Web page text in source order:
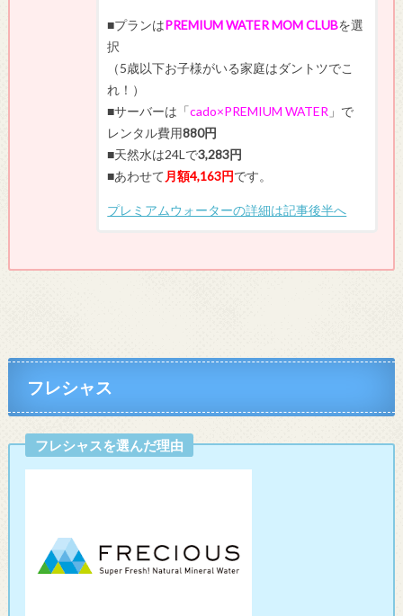
■プランはPREMIUM WATER MOM CLUBを選
択
（5歳以下お子様がいる家庭はダントツでこ
れ！）
■サーバーは「cado×PREMIUM WATER 」で
レンタル費用880円
■天然水は24Lで3,283円
■あわせて 月額4,163円です。
プレミアムウォーターの詳細は記事後半へ
フレシャス
フレシャスを選んだ理由